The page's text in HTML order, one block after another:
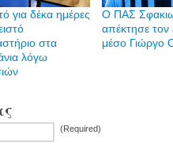
για δέκα ημέρες
στα
λόγω
Ο ΠΑΣ
απέκτησε τον
μέσο Γιώργο
(Required)